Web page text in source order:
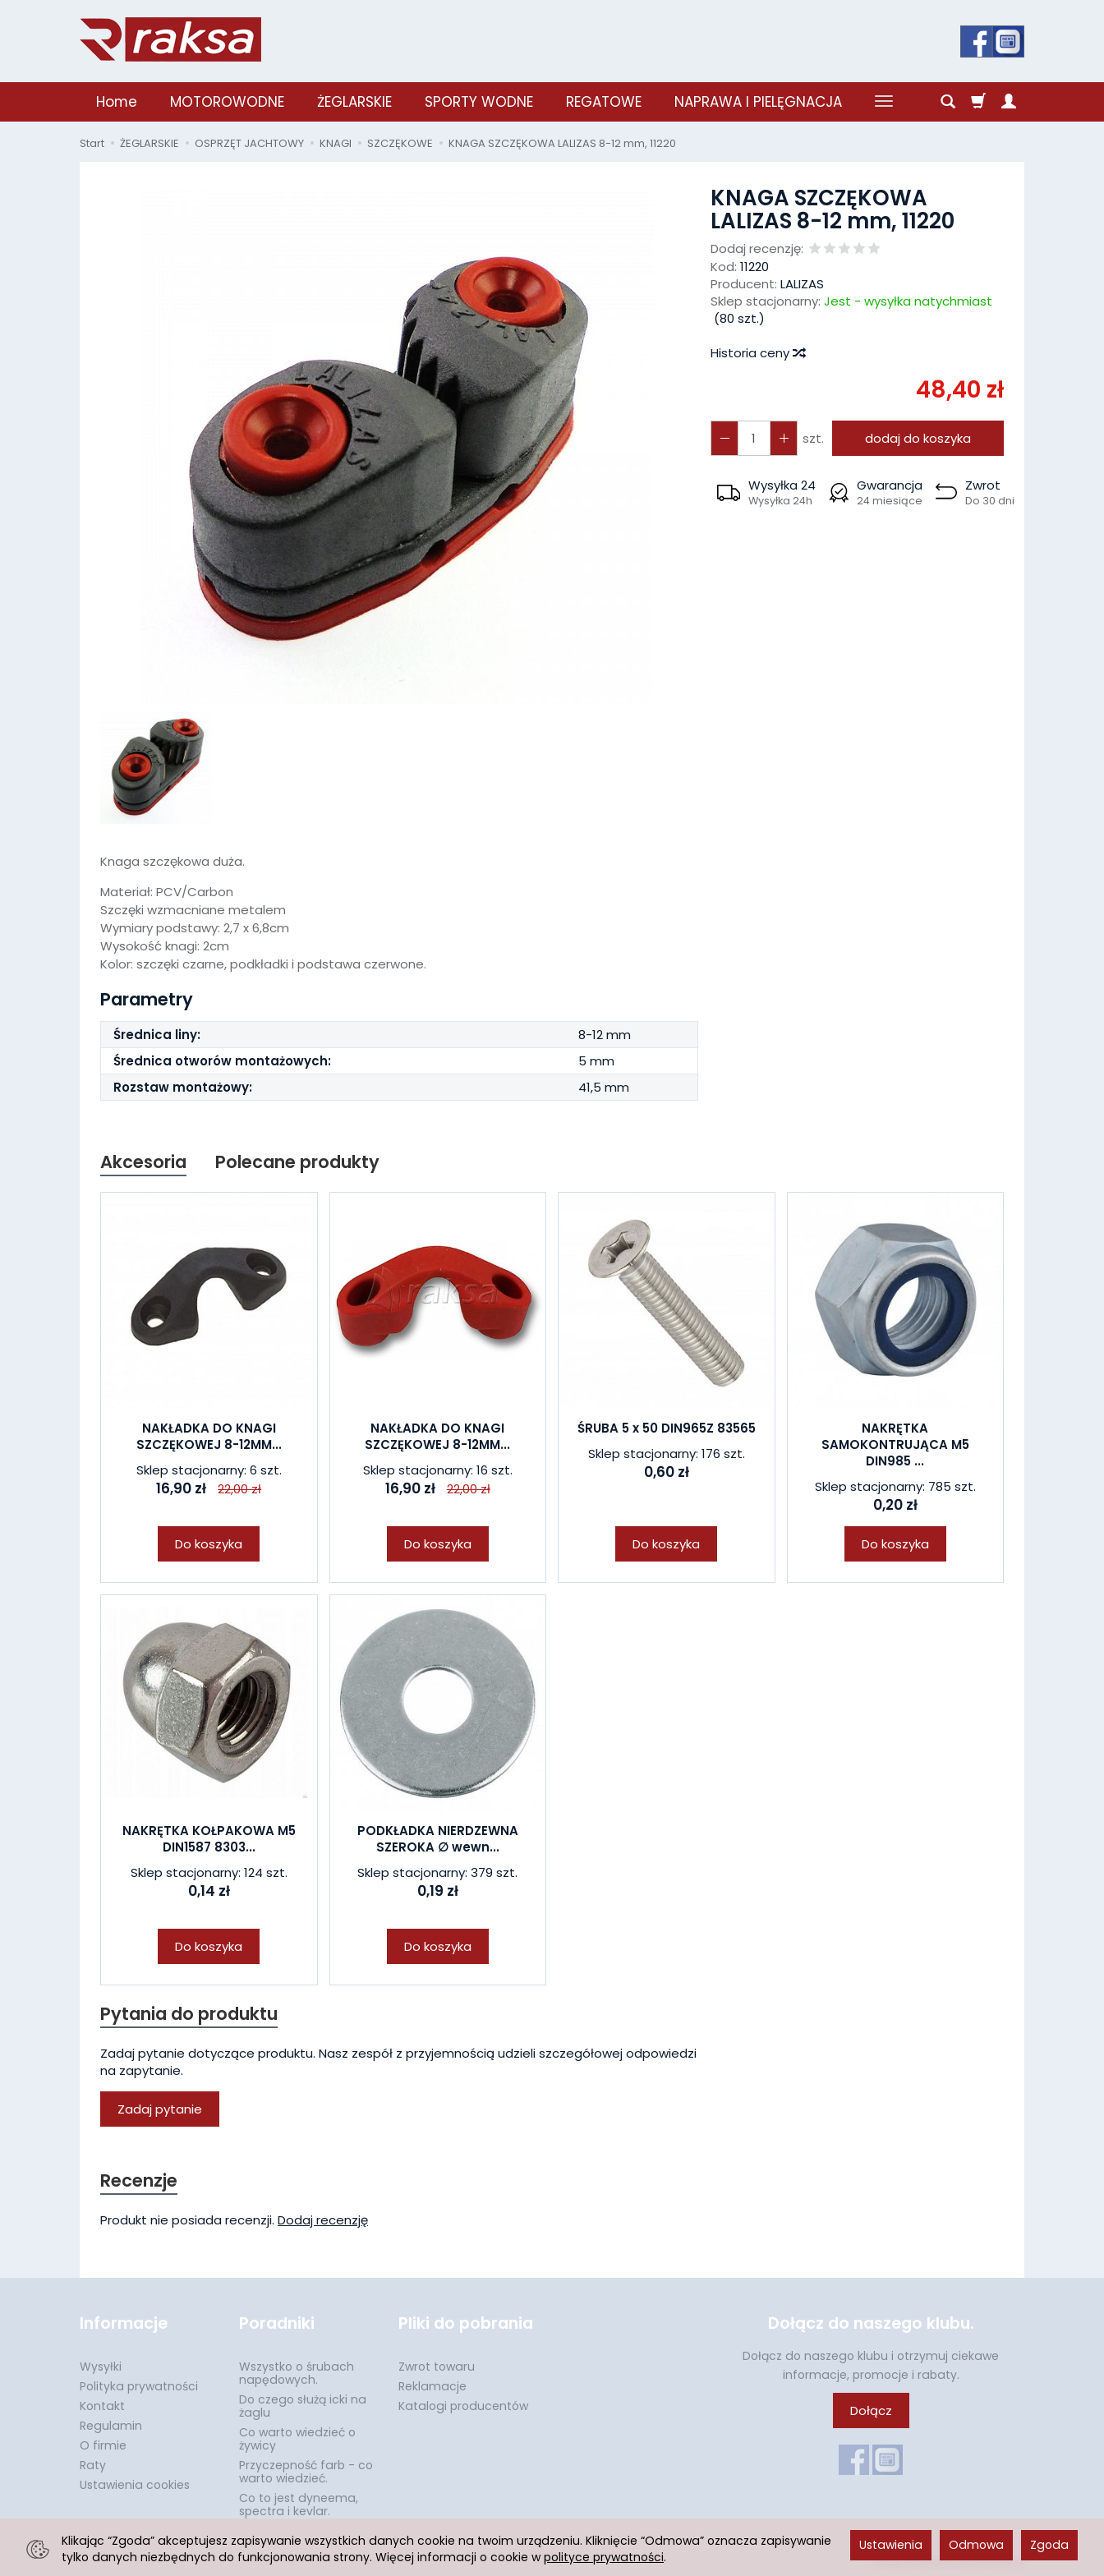
Home MOTOROWODNE ŻEGLARSKIE SPORTY WODNE REGATOWE NAPRAWA I PIELĘGNACJA
Start ŻEGLARSKIE OSPRZĘT JACHTOWY KNAGI SZCZĘKOWE KNAGA SZCZĘKOWA LALIZAS 8-12 mm, 11220
KNAGA SZCZĘKOWA
LALIZAS 8-12 mm, 11220
Dodaj recenzję:
Kod: 11220
Producent: LALIZAS
Sklep stacjonarny: Jest - wysyłka natychmiast
(80 szt.)
Historia ceny
48,40 zł
szt. dodaj do koszyka
Wysyłka 24
Wysyłka 24h
Gwarancja
24 miesiące
Zwrot
Do 30 dni
Knaga szczękowa duża.
Materiał: PCV/Carbon
Szczęki wzmacniane metalem
Wymiary podstawy: 2,7 x 6,8cm
Wysokość knagi: 2cm
Kolor: szczęki czarne, podkładki i podstawa czerwone.
Parametry
Średnica liny:
8-12 mm
Średnica otworów montażowych:
5 mm
Rozstaw montażowy:
41,5 mm
Akcesoria Polecane produkty
NAKŁADKA DO KNAGI
SZCZĘKOWEJ 8-12MM...
Sklep stacjonarny: 6 szt.
16,90 zł 22,00 zł
Do koszyka
NAKŁADKA DO KNAGI
SZCZĘKOWEJ 8-12MM...
Sklep stacjonarny: 16 szt.
16,90 zł 22,00 zł
Do koszyka
ŚRUBA 5 x 50 DIN965Z 83565
Sklep stacjonarny: 176 szt.
0,60 zł
Do koszyka
NAKRĘTKA
SAMOKONTRUJĄCA M5
DIN985 ...
Sklep stacjonarny: 785 szt.
0,20 zł
Do koszyka
NAKRĘTKA KOŁPAKOWA M5
DIN1587 8303...
Sklep stacjonarny: 124 szt.
0,14 zł
Do koszyka
PODKŁADKA NIERDZEWNA
SZEROKA ∅ wewn...
Sklep stacjonarny: 379 szt.
0,19 zł
Do koszyka
Pytania do produktu
Zadaj pytanie dotyczące produktu. Nasz zespół z przyjemnością udzieli szczegółowej odpowiedzi
na zapytanie.
Zadaj pytanie
Recenzje
Produkt nie posiada recenzji. Dodaj recenzję
Informacje
Wysyłki
Polityka prywatności
Kontakt
Regulamin
O firmie
Raty
Ustawienia cookies
Poradniki
Wszystko o śrubach
napędowych.
Do czego służą icki na
żaglu
Co warto wiedzieć o
żywicy
Przyczepność farb - co
warto wiedzieć.
Co to jest dyneema,
spectra i kevlar.
Pliki do pobrania
Zwrot towaru
Reklamacje
Katalogi producentów
Dołącz do naszego klubu.
Dołącz do naszego klubu i otrzymuj ciekawe
informacje, promocje i rabaty.
Dołącz
Sklep internetowy SOTESHOP AI
Klikając “Zgoda” akceptujesz zapisywanie wszystkich danych cookie na twoim urządzeniu. Kliknięcie “Odmowa” oznacza zapisywanie
tylko danych niezbędnych do funkcjonowania strony. Więcej informacji o cookie wpolityce prywatności.
Ustawienia Odmowa Zgoda